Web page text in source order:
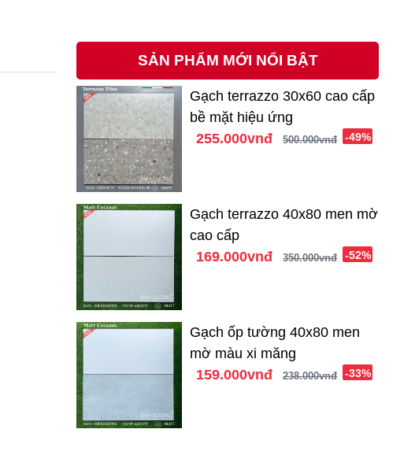
SẢN PHẨM MỚI NỔI BẬT
Gạch terrazzo 30x60 cao cấp
bề mặt hiệu ứng
255.000vnđ
500.000vnđ -49%
Gạch terrazzo 40x80 men mờ
cao cấp
169.000vnđ
350.000vnđ -52%
Gạch ốp tường 40x80 men
mờ màu xi măng
159.000vnđ
238.000vnđ -33%